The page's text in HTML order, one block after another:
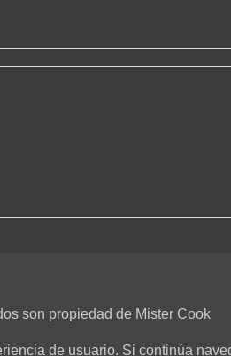
son propiedad de Mister Cook
de usuario. Si continúa